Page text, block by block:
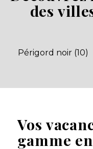
Vos
gamme
Découvrir
Camping le
des
Périgord noir (10)